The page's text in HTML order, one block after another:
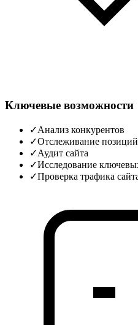
Ключевые возможности
✓Анализ конкурентов
✓Отслеживание позиций
✓Аудит сайта
✓Исследование
✓Проверка трафика